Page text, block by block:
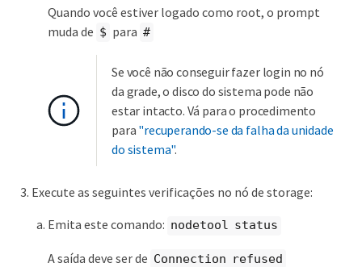
Quando você estiver logado como root, o prompt
muda de $ para #
Se você não conseguir fazer login no nó
da grade, o disco do sistema pode não
estar intacto. Vá para o procedimento
para "recuperando-se da falha da unidade
do sistema".
Execute as seguintes verificações no nó de storage:
Emita este comando: nodetool status
A saída deve ser de Connection refused